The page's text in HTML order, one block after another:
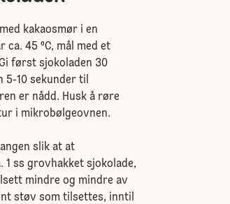
kakaosmør i en
45 ºC, mål med et
først sjokoladen 30
5-10 sekunder til
er nådd. Husk å røre
i mikrobølgeovnen.
slik at at
1 ss grovhakket sjokolade,
mindre og mindre av
støv som tilsettes, inntil